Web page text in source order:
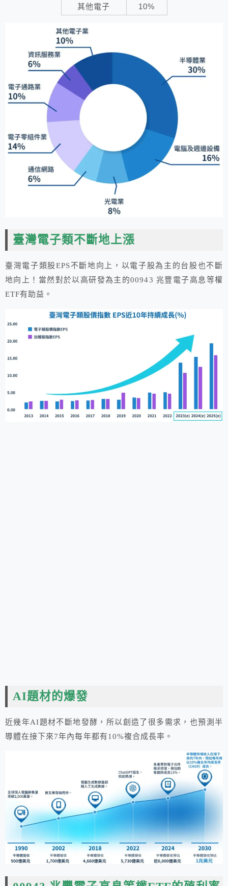
其他電子 10%
臺灣電子類不斷地上漲
臺灣電子類股EPS不斷地向上，以電子股為主的台股也不斷
地向上！當然對於以高研發為主的00943 兆豐電子高息等權
ETF有助益。
AI題材的爆發
近幾年AI題材不斷地發酵，所以創造了很多需求，也預測半
導體在接下來7年內每年都有10%複合成長率。